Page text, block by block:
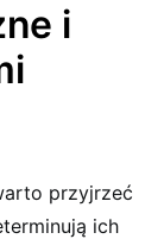
i
przyjrzeć
ich